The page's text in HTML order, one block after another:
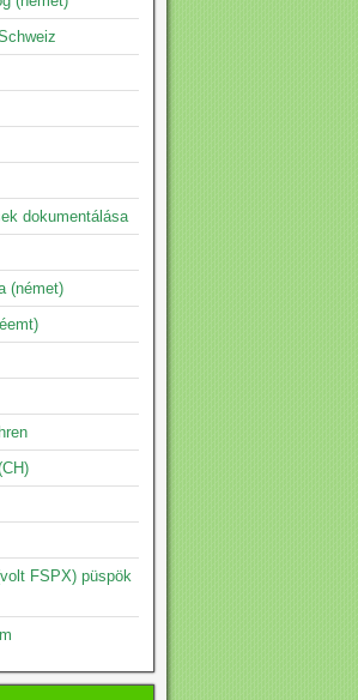
dokumentálása
(német)
FSPX) püspök